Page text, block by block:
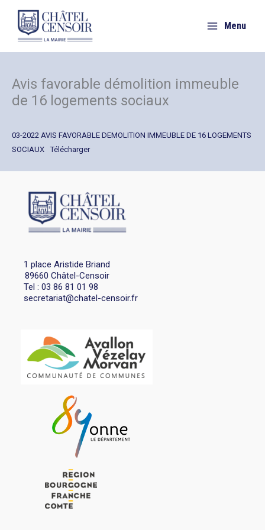
contenu
Menu
Avis favorable démolition immeuble
de 16 logements sociaux
03-2022 AVIS FAVORABLE DEMOLITION IMMEUBLE DE 16 LOGEMENTS
SOCIAUX
Télécharger
1 place Aristide Briand
89660 Châtel-Censoir
Tel : 03 86 81 01 98
secretariat@chatel-censoir.fr